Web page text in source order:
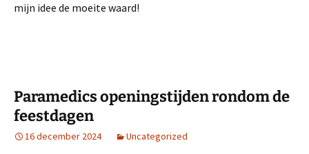
mijn idee de moeite waard!
Paramedics openingstijden rondom de
feestdagen
16 december 2024 Uncategorized